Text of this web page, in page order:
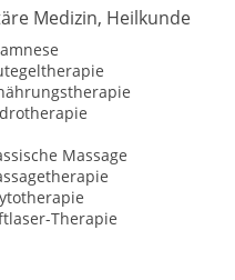
Medizin, Heilkunde
Massage
Therapie